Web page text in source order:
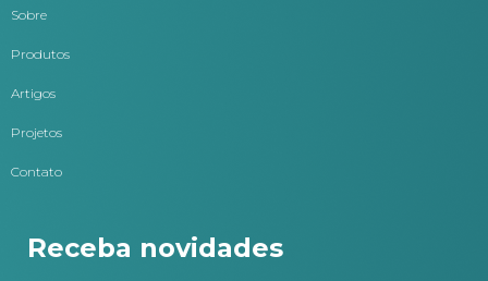
Sobre
Produtos
Artigos
Projetos
Contato
Receba novidades